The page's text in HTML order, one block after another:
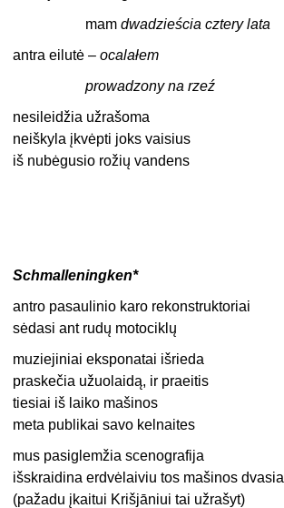
mamdwadzieścia cztery lata
antra eilutė –ocalałem
prowadzony na rzeź
nesileidžia užrašoma
neiškyla įkvėpti joks vaisius
iš nubėgusio rožių vandens
Schmalleningken*
antro pasaulinio karo rekonstruktoriai
sėdasi ant rudų motociklų
muziejiniai eksponatai išrieda
praskečia užuolaidą, ir praeitis
tiesiai iš laiko mašinos
meta publikai savo kelnaites
mus pasiglemžia scenografija
išskraidina erdvėlaiviu tos mašinos dvasia
(pažadu įkaitui Krišjāniui tai užrašyt)